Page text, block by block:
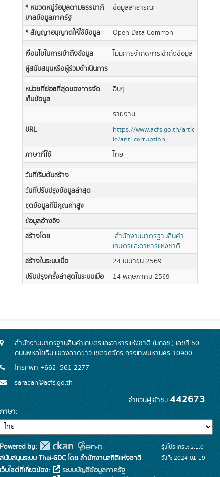
* หมวดหมู่ข้อมูลตามธรรมาภิ
บาลข้อมูลภาครัฐ
ข้อมูลสาธารณะ
* สัญญาอนุญาตให้ใช้ข้อมูล Open Data Common
เงื่อนไขในการเข้าถึงข้อมูล
ไม่มีการจำกัดการเข้าถึงข้อมูล
ผู้สนับสนุนหรือผู้ร่วมดำเนินการ
หน่วยที่ย่อยที่สุดของการจัด
เก็บข้อมูล
อื่นๆ
รายงาน
URL
https://www.acfs.go.th/artic
le/anti-corruption
ภาษาที่ใช้
ไทย
วันที่เริ่มต้นสร้าง
วันที่ปรับปรุงข้อมูลล่าสุด
ชุดข้อมูลที่มีคุณค่าสูง
ข้อมูลอ้างอิง
สร้างโดย
สำนักงานมาตรฐานสินค้า
เกษตรและอาหารแห่งชาติ
สร้างในระบบเมื่อ
24 เมษายน 2569
ปรับปรุงครั้งล่าสุดในระบบเมื่อ
14 พฤษภาคม 2569
สำนักงานมาตรฐานสินค้าเกษตรและอาหารแห่งชาติ (มกอช.) เลขที่ 50
ถนนพหลโยธิน แขวงลาดยาว เขตจตุจักร กรุงเทพมหานคร 10900
โทรศัพท์ +662- 561-2277
saraban@acfs.go.th
จำนวนผู้เข้าชม 442673
ภาษา
Powered by:
สนับสนุนระบบ Thai-GDC โดย สำนักงานสถิติแห่งชาติ
เว็บไซต์ที่เกี่ยวข้อง:
ระบบบัญชีข้อมูลภาครัฐ
รุ่นโปรแกรม: 2.1.0
วันที่: 2024-01-19